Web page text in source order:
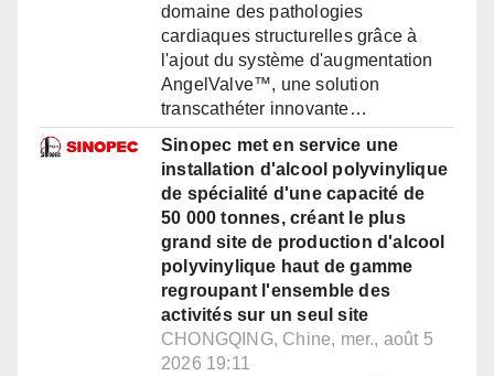
domaine des pathologies
cardiaques structurelles grâce à
l'ajout du système d'augmentation
AngelValve™, une solution
transcathéter innovante…
Sinopec met en service une
installation d'alcool polyvinylique
de spécialité d'une capacité de
50 000 tonnes, créant le plus
grand site de production d'alcool
polyvinylique haut de gamme
regroupant l'ensemble des
activités sur un seul site
CHONGQING, Chine, mer., août 5
2026 19:11